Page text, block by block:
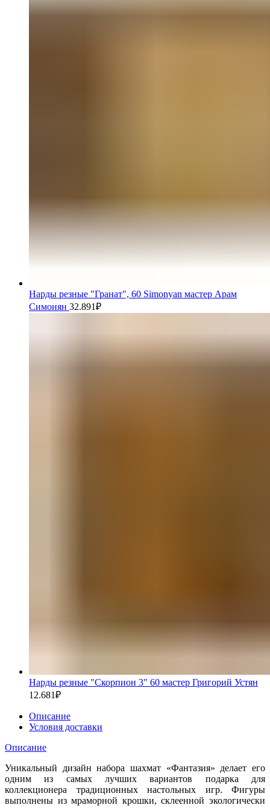
Нарды резные "Гранат", 60 Simonyan мастер Арам
Симонян 32.891₽
Нарды резные "Скорпион 3" 60 мастер Григорий Устян
12.681₽
Описание
Условия доставки
Описание
Уникальный дизайн набора шахмат «Фантазия» делает его
одним из самых лучших вариантов подарка для
коллекционера традиционных настольных игр. Фигуры
выполнены из мраморной крошки, склеенной экологически